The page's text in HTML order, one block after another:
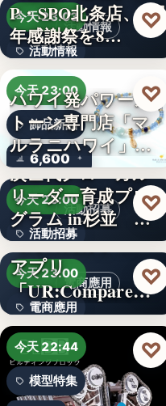
35%
活動情報
今天 23:03
活動情報
9
P・SPO北条店、2周
年感謝祭を8…
♡
今天 23:00
飾品新品
6,600
ハワイ発パワース
トーン専門店「マ
ルラニハワイ」よ
り、海を…
♡
活動招募
今天 23:00
活動招募
5
次世代グローカル
リーダー育成プロ
グラム in杉並 募
集中…
♡
電商應用
今天 23:00
電商應用
文字
【海外向け】EC
アプリ
「UR:Compare
＆…
♡
今天 22:44
模型特集
♡